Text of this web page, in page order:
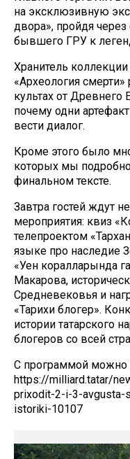
на эксклюзивную
двора», пройдя
бывшего ГРУ к
Хранитель
«Археология
культах от Древнего
почему одни
вести диалог.
Кроме этого было
которых мы
финальном тексте.
Завтра гостей ждут
мероприятия: квиз
телепроектом
языке про наследие
«Уен коралларында
Макарова,
Средневековья и
«Тарихи блогер».
истории татарского
блогеров со всей
С программой можно
https://milliard.tatar/
prixodit-2-i-3-
istoriki-10107